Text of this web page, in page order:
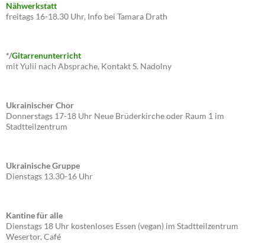
Nähwerkstatt
freitags 16-18.30 Uhr, Info bei Tamara Drath
*/Gitarrenunterricht
mit Yulii nach Absprache, Kontakt S. Nadolny
Ukrainischer Chor
Donnerstags 17-18 Uhr Neue Brüderkirche oder Raum 1 im
Stadtteilzentrum
Ukrainische Gruppe
Dienstags 13.30-16 Uhr
Kantine für alle
Dienstags 18 Uhr kostenloses Essen (vegan) im Stadtteilzentrum
Wesertor, Café